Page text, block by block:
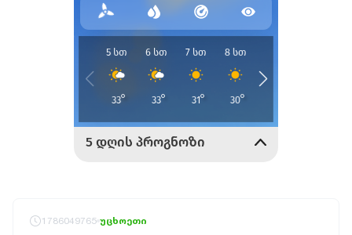
1786049765 უცხოეთი